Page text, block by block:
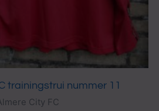
trainingstrui nummer 11
City FC